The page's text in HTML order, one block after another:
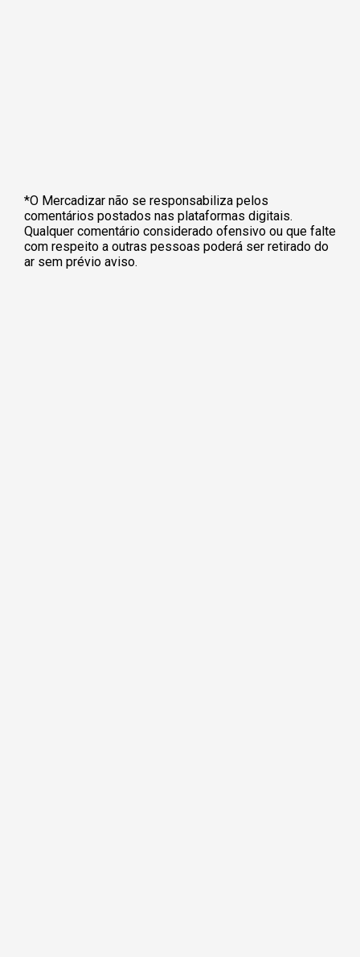
*O Mercadizar não se responsabiliza pelos
comentários postados nas plataformas digitais.
Qualquer comentário considerado ofensivo ou que falte
com respeito a outras pessoas poderá ser retirado do
ar sem prévio aviso.